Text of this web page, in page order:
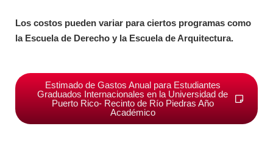
Los costos pueden variar para ciertos programas como
la Escuela de Derecho y la Escuela de Arquitectura.
Estimado de Gastos Anual para Estudiantes
Graduados Internacionales en la Universidad de
Puerto Rico- Recinto de Río Piedras Año
Académico​